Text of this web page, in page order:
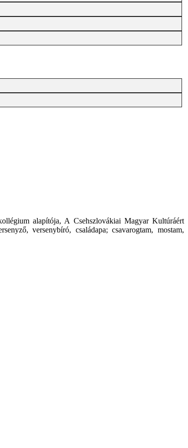
alapítója, A Csehszlovákiai Magyar Kultúráért
versenybíró, családapa; csavarogtam, mostam,